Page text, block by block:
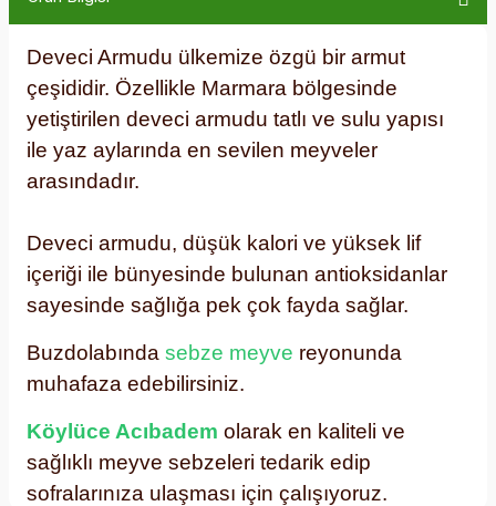
Deveci Armudu ülkemize özgü bir armut
çeşididir. Özellikle Marmara bölgesinde
yetiştirilen deveci armudu tatlı ve sulu yapısı
ile yaz aylarında en sevilen meyveler
arasındadır.
Deveci armudu, düşük kalori ve yüksek lif
içeriği ile bünyesinde bulunan antioksidanlar
sayesinde sağlığa pek çok fayda sağlar.
Buzdolabında sebze meyve reyonunda
muhafaza edebilirsiniz.
Köylüce Acıbadem olarak en kaliteli ve
sağlıklı meyve sebzeleri tedarik edip
sofralarınıza ulaşması için çalışıyoruz.